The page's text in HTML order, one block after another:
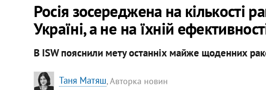
Росія зосереджена на кількості
Україні, а не на їхній
В ISW пояснили мету останніх майже щоденних
Таня Матяш, Авторка новин